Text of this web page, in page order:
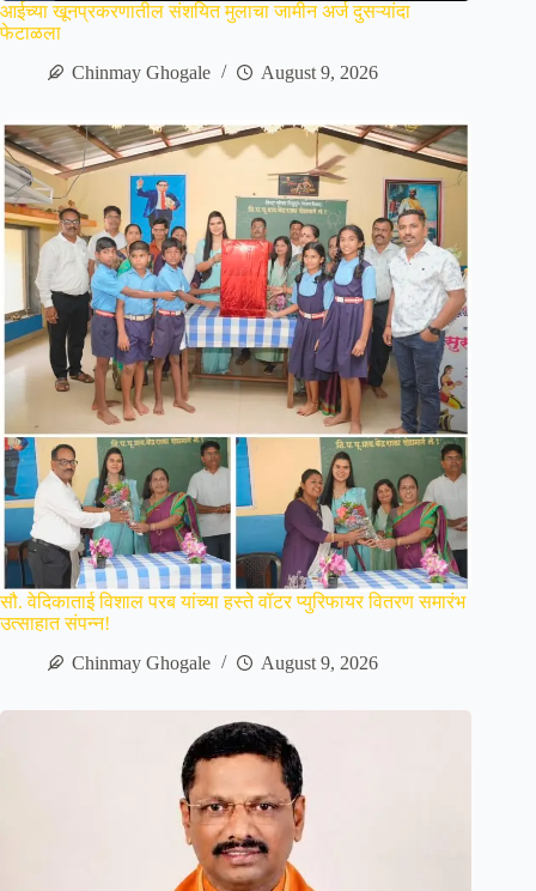
आईच्या खूनप्रकरणातील संशयित मुलाचा जामीन अर्ज दुसऱ्यांदा
फेटाळला
Chinmay Ghogale
August 9, 2026
सौ. वेदिकाताई विशाल परब यांच्या हस्ते वॉटर प्युरिफायर वितरण समारंभ
उत्साहात संपन्न!
Chinmay Ghogale
August 9, 2026